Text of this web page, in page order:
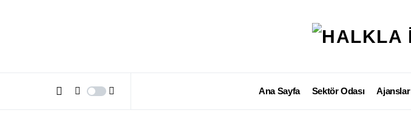
Ana Sayfa Sektör Odası Ajanslar